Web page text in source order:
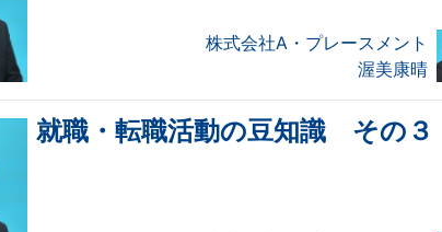
株式会社A・プレースメント
渥美康晴
就職・転職活動の豆知識 その３